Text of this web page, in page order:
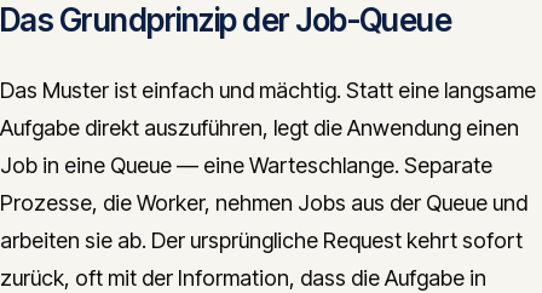
Das Grundprinzip der Job-Queue
Das Muster ist einfach und mächtig. Statt eine langsame
Aufgabe direkt auszuführen, legt die Anwendung einen
Job in eine Queue — eine Warteschlange. Separate
Prozesse, die Worker, nehmen Jobs aus der Queue und
arbeiten sie ab. Der ursprüngliche Request kehrt sofort
zurück, oft mit der Information, dass die Aufgabe in